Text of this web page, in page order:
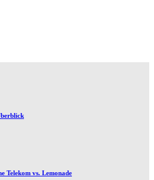
Telekom vs. Lemonade